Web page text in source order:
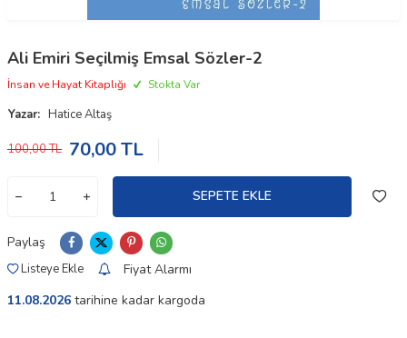
Ali Emiri Seçilmiş Emsal Sözler-2
İnsan ve Hayat Kitaplığı Stokta Var
Yazar: Hatice Altaş
100,00TL 70,00TL
SEPETE EKLE
Paylaş
Listeye Ekle
Fiyat Alarmı
11.08.2026 tarihine kadar kargoda